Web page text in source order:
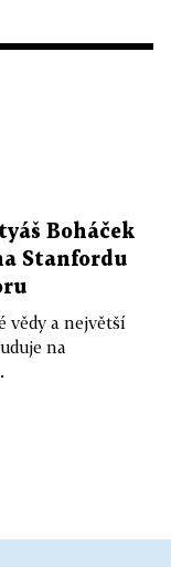
Boháček
Stanfordu
vědy a největší
na